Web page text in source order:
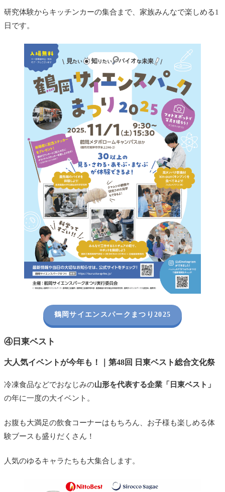
研究体験からキッチンカーの集合まで、家族みんなで楽しめる1
日です。
鶴岡サイエンスパークまつり2025
④日東ベスト
大人気イベントが今年も！｜第48回 日東ベスト総合文化祭
冷凍食品などでおなじみの山形を代表する企業「日東ベスト」
の年に一度の大イベント。
お腹も大満足の飲食コーナーはもちろん、お子様も楽しめる体
験ブースも盛りだくさん！
人気のゆるキャラたちも大集合します。